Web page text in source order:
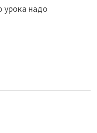
урока надо